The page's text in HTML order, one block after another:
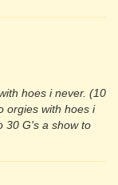
hoes i never. (10
orgies with hoes i
30 G's a show to